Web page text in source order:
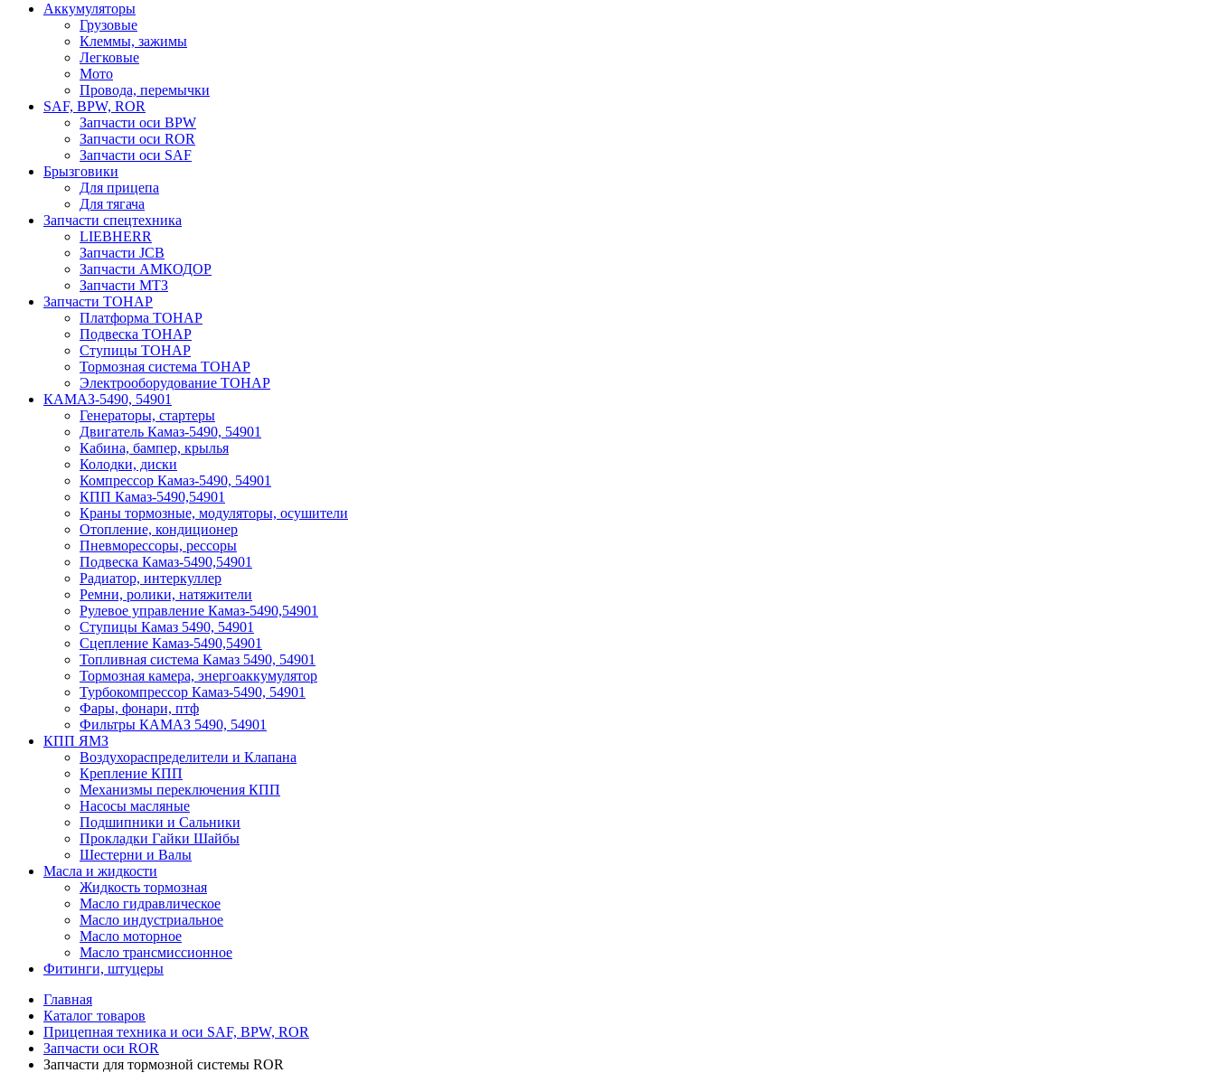
Аккумуляторы
Грузовые
Клеммы, зажимы
Легковые
Мото
Провода, перемычки
SAF, BPW, ROR
Запчасти оси BPW
Запчасти оси ROR
Запчасти оси SAF
Брызговики
Для прицепа
Для тягача
Запчасти спецтехника
LIEBHERR
Запчасти JCB
Запчасти АМКОДОР
Запчасти МТЗ
Запчасти ТОНАР
Платформа ТОНАР
Подвеска ТОНАР
Ступицы ТОНАР
Тормозная система ТОНАР
Электрооборудование ТОНАР
КАМАЗ-5490, 54901
Генераторы, стартеры
Двигатель Камаз-5490, 54901
Кабина, бампер, крылья
Колодки, диски
Компрессор Камаз-5490, 54901
КПП Камаз-5490,54901
Краны тормозные, модуляторы, осушители
Отопление, кондиционер
Пневморессоры, рессоры
Подвеска Камаз-5490,54901
Радиатор, интеркуллер
Ремни, ролики, натяжители
Рулевое управление Камаз-5490,54901
Ступицы Камаз 5490, 54901
Сцепление Камаз-5490,54901
Топливная система Камаз 5490, 54901
Тормозная камера, энергоаккумулятор
Турбокомпрессор Камаз-5490, 54901
Фары, фонари, птф
Фильтры КАМАЗ 5490, 54901
КПП ЯМЗ
Воздухораспределители и Клапана
Крепление КПП
Механизмы переключения КПП
Насосы масляные
Подшипники и Сальники
Прокладки Гайки Шайбы
Шестерни и Валы
Масла и жидкости
Жидкость тормозная
Масло гидравлическое
Масло индустриальное
Масло моторное
Масло трансмиссионное
Фитинги, штуцеры
Главная
Каталог товаров
Прицепная техника и оси SAF, BPW, ROR
Запчасти оси ROR
Запчасти для тормозной системы ROR